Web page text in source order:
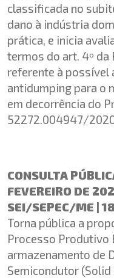
classificada no
dano à indústria
prática, e inicia
termos do art. 4º da
referente à possível
antidumping para o
em decorrência do
52272.004947/
CONSULTA
FEVEREIRO DE
SEI/SEPEC/ME |
Torna pública a
Processo Produtivo
armazenamento de
Semicondutor (Solid